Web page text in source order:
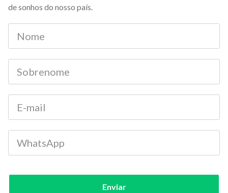
de sonhos do nosso país.
Enviar